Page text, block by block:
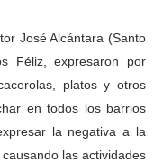
José Alcántara (Santo
Féliz, expresaron por
platos y otros
en todos los barrios
la negativa a la
las actividades